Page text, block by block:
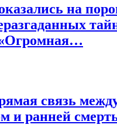
на
связь
и ранней